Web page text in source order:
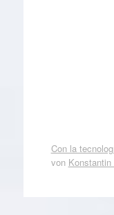
Con la
von